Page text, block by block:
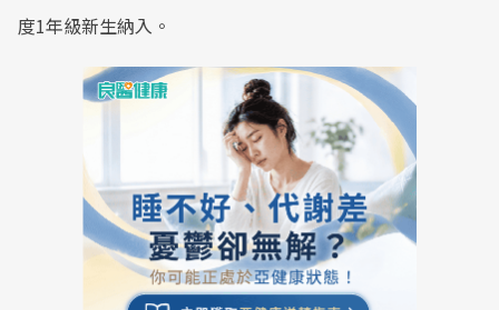
度1年級新生納入。